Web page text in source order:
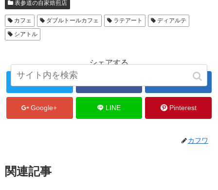
表参道の自家焙煎店
カフェ ダブルトールカフェ ラテアート
ディアルテ
シアトル
シェアする
Twitter
Google+ LINE Pinterest
カフワ
関連記事